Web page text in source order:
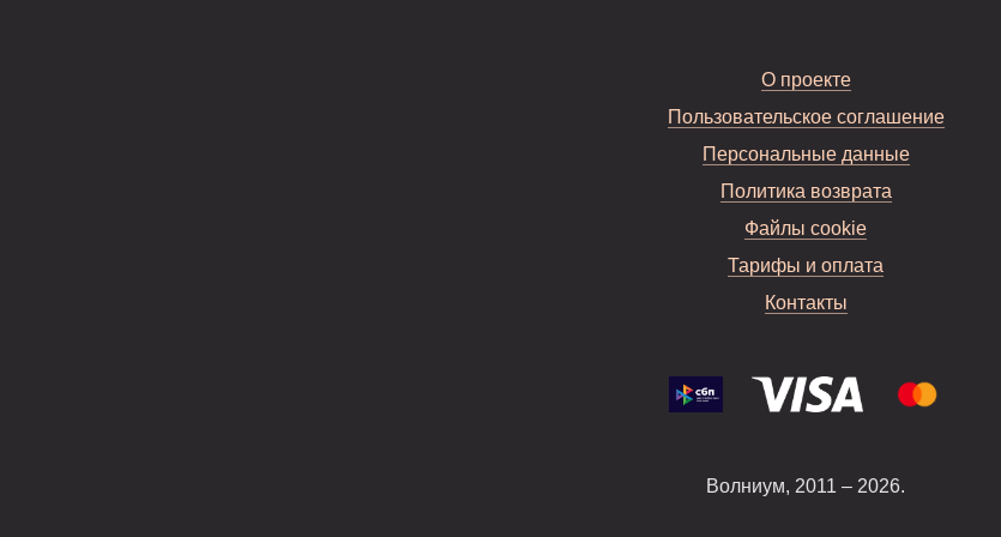
О проекте
Пользовательское соглашение
Персональные данные
Политика возврата
Файлы cookie
Тарифы и оплата
Контакты
Волниум, 2011 – 2026.